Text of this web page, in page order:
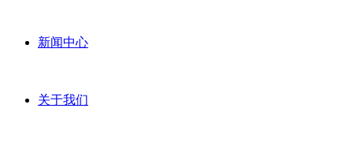
新闻中心
关于我们